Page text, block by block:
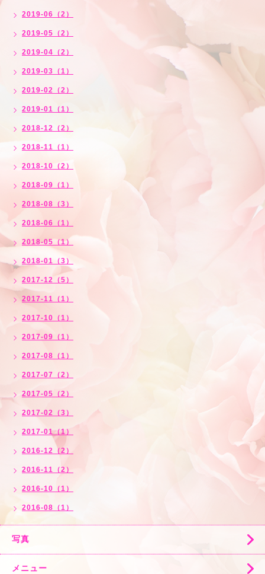
2019-06（2）
2019-05（2）
2019-04（2）
2019-03（1）
2019-02（2）
2019-01（1）
2018-12（2）
2018-11（1）
2018-10（2）
2018-09（1）
2018-08（3）
2018-06（1）
2018-05（1）
2018-01（3）
2017-12（5）
2017-11（1）
2017-10（1）
2017-09（1）
2017-08（1）
2017-07（2）
2017-05（2）
2017-02（3）
2017-01（1）
2016-12（2）
2016-11（2）
2016-10（1）
2016-08（1）
写真
メニュー